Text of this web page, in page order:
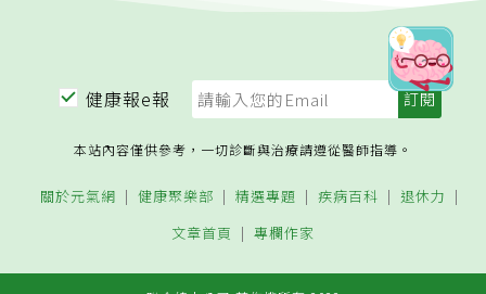
健康報e報
本站內容僅供參考，一切診斷與治療請遵從醫師指導。
關於元氣網 健康聚樂部 精選專題 疾病百科
退休力
文章首頁
專欄作家